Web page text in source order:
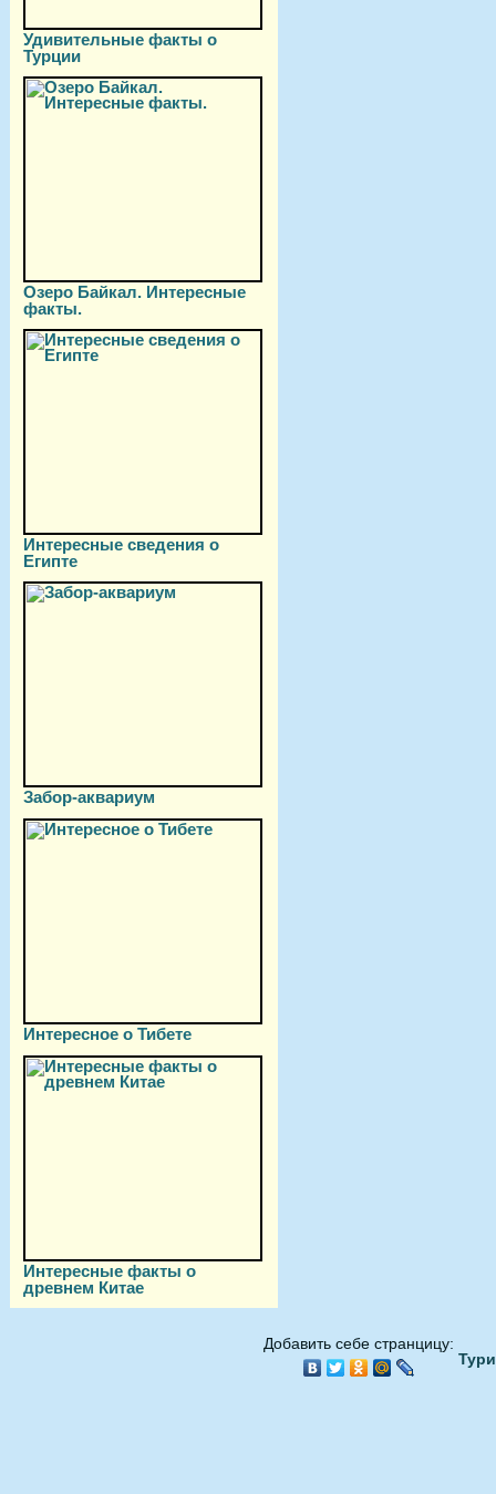
Удивительные факты о
Турции
Озеро Байкал. Интересные
факты.
Интересные сведения о
Египте
Забор-аквариум
Интересное о Тибете
Интересные факты о
древнем Китае
Добавить себе странцицу: